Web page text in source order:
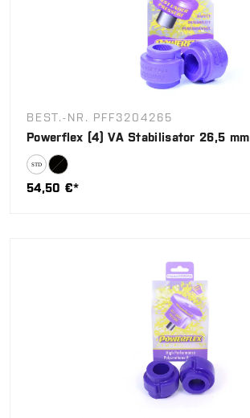
BEST.-NR. PFF3204265
Powerflex (4) VA Stabilisator 26,5 mm
54,50 €*